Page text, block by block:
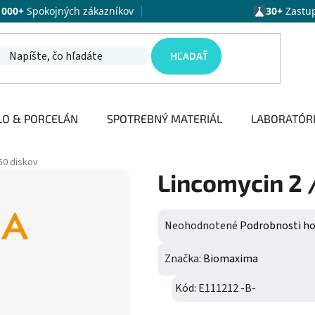
Spokojných zákazníkov 30+
HĽADAŤ
& PORCELÁN SPOTREBNÝ MATERIÁL
diskov
Lincomycin 2
Priemerné hodnotenie
Neohodnotené Podrobnosti
Značka: Biomaxima
Kód: E111212 -B-